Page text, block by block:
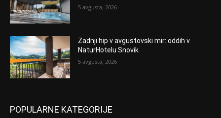
5 avgusta, 2026
Zadnji hip v avgustovski mir: oddih v
NaturHotelu Snovik
5 avgusta, 2026
POPULARNE KATEGORIJE